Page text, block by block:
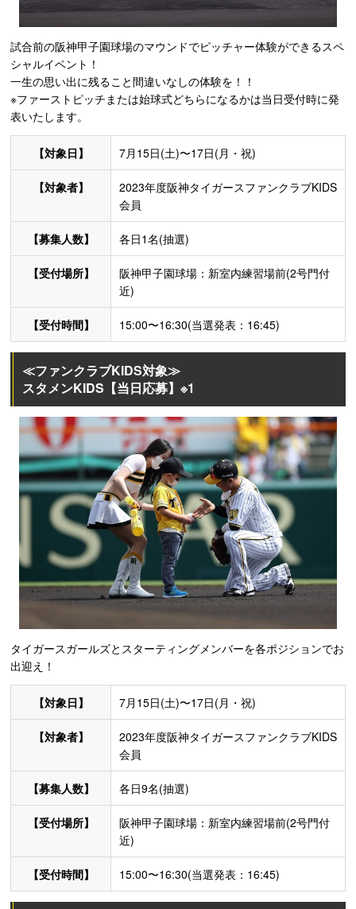
試合前の阪神甲子園球場のマウンドでピッチャー体験ができるスペ
シャルイベント！
一生の思い出に残ること間違いなしの体験を！！
※ファーストピッチまたは始球式どちらになるかは当日受付時に発
表いたします。
【対象日】 7月15日(土)〜17日(月・祝)
【対象者】
2023年度阪神タイガースファンクラブKIDS
会員
【募集人数】 各日1名(抽選)
【受付場所】
阪神甲子園球場：新室内練習場前(2号門付
近)
【受付時間】 15:00〜16:30(当選発表：16:45)
≪ファンクラブKIDS対象≫
スタメンKIDS【当日応募】※1
タイガースガールズとスターティングメンバーを各ポジションでお
出迎え！
【対象日】 7月15日(土)〜17日(月・祝)
【対象者】
2023年度阪神タイガースファンクラブKIDS
会員
【募集人数】 各日9名(抽選)
【受付場所】
阪神甲子園球場：新室内練習場前(2号門付
近)
【受付時間】 15:00〜16:30(当選発表：16:45)